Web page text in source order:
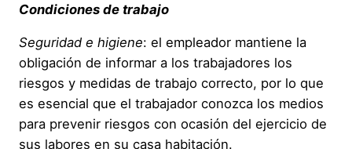
Condiciones de trabajo
Seguridad e higiene: el empleador mantiene la
obligación de informar a los trabajadores los
riesgos y medidas de trabajo correcto, por lo que
es esencial que el trabajador conozca los medios
para prevenir riesgos con ocasión del ejercicio de
sus labores en su casa habitación.